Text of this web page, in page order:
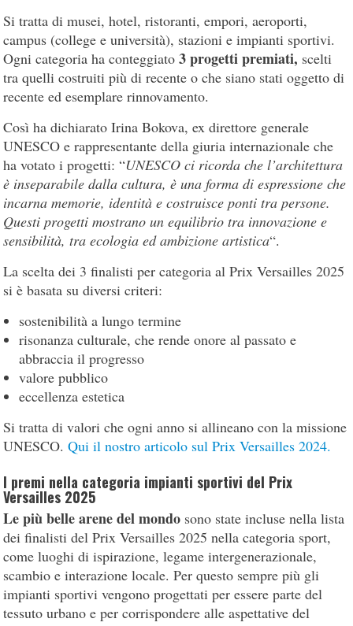
Si tratta di musei, hotel, ristoranti, empori, aeroporti,
campus (college e università), stazioni e impianti sportivi.
Ogni categoria ha conteggiato3 progetti premiati, scelti
tra quelli costruiti più di recente o che siano stati oggetto di
recente ed esemplare rinnovamento.
Così ha dichiarato Irina Bokova, ex direttore generale
UNESCO e rappresentante della giuria internazionale che
ha votato i progetti: “UNESCO ci ricorda che l’architettura
è inseparabile dalla cultura, è una forma di espressione che
incarna memorie, identità e costruisce ponti tra persone.
Questi progetti mostrano un equilibrio tra innovazione e
sensibilità, tra ecologia ed ambizione artistica“.
La scelta dei 3 finalisti per categoria al Prix Versailles 2025
si è basata su diversi criteri:
sostenibilità a lungo termine
risonanza culturale, che rende onore al passato e
abbraccia il progresso
valore pubblico
eccellenza estetica
Si tratta di valori che ogni anno si allineano con la missione
UNESCO.Qui il nostro articolo sul Prix Versailles 2024.
I premi nella categoria impianti sportivi del Prix
Versailles 2025
Le più belle arene del mondo sono state incluse nella lista
dei finalisti del Prix Versailles 2025 nella categoria sport,
come luoghi di ispirazione, legame intergenerazionale,
scambio e interazione locale. Per questo sempre più gli
impianti sportivi vengono progettati per essere parte del
tessuto urbano e per corrispondere alle aspettative del